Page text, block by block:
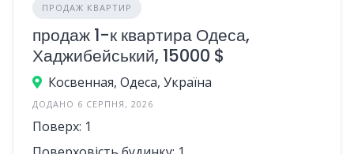
ПРОДАЖ КВАРТИР
продаж 1-к квартира Одеса,
Хаджибейський, 15000 $
Косвенная, Одеса, Україна
ДОДАНО 6 СЕРПНЯ, 2026
Поверх: 1